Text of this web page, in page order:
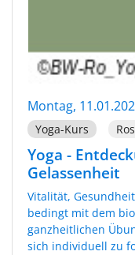
Montag,
Yoga-Kurs
Yoga -
Gelassenheit
Vitalität,
bedingt mit dem
ganzheitlichen
sich individuell zu